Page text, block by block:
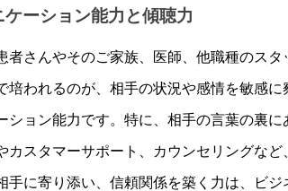
ケーション能力と傾聴力
者さんやそのご家族、医師、他職種のス
培われるのが、相手の状況や感情を敏感
ション能力です。特に、相手の言葉の裏に
カスタマーサポート、カウンセリングな
手に寄り添い、信頼関係を築く力は、ビジ